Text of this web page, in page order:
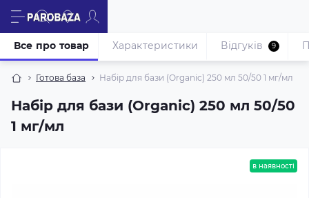
Готова база Набір для бази (Organic) 250 мл 50/50 1 мг/мл
Набір для бази (Organic) 250 мл 50/50
1 мг/мл
Все про товар Характеристики Відгуків 9
в наявності